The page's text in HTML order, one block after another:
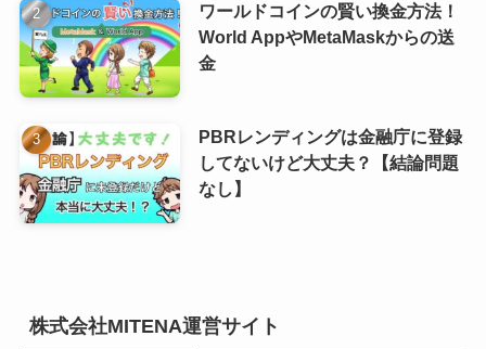
ワールドコインの賢い換金方法！
World AppやMetaMaskからの送
金
PBRレンディングは金融庁に登録
してないけど大丈夫？【結論問題
なし】
株式会社MITENA運営サイト